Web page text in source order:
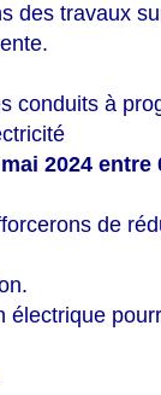
des travaux
conduits à
2024 entre
de
électrique